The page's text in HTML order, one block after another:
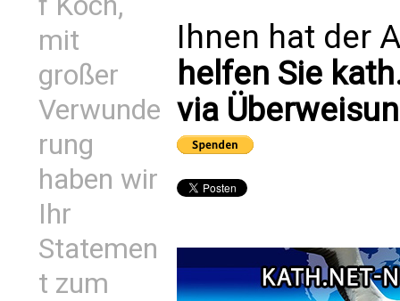
mit
großer
Verwunde
rung
haben wir
Ihr
Statemen
t zum
Ihnen hat der
helfen Sie
via